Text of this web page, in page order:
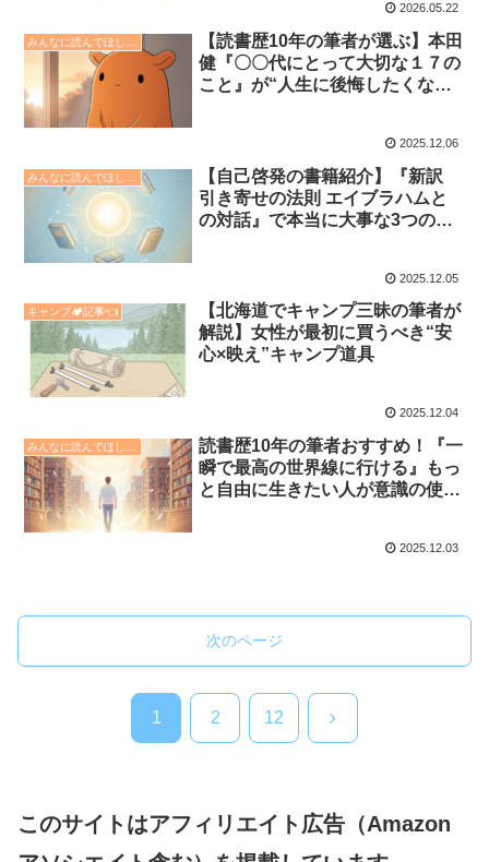
2026.05.22
【読書歴10年の筆者が選ぶ】本田
健『〇〇代にとって大切な１７の
こと』が“人生に後悔したくない
2025.12.06
【自己啓発の書籍紹介】『新訳
引き寄せの法則 エイブラハムと
の対話』で本当に大事な3つのポ
2025.12.05
キャンプ🏕️記事👈
【北海道でキャンプ三昧の筆者が
解説】女性が最初に買うべき“安
心×映え”キャンプ道具
2025.12.04
読書歴10年の筆者おすすめ！『一
瞬で最高の世界線に行ける』もっ
と自由に生きたい人が意識の使い
2025.12.03
次のページ
1 2 12 次
このサイトはアフィリエイト広告（Amazon